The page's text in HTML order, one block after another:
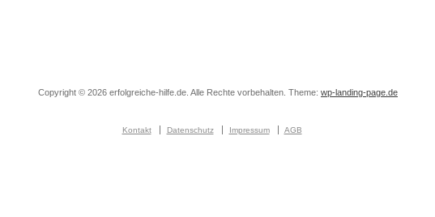
Copyright © 2026 erfolgreiche-hilfe.de. Alle Rechte vorbehalten. Theme: wp-landing-page.de
Kontakt Datenschutz Impressum AGB